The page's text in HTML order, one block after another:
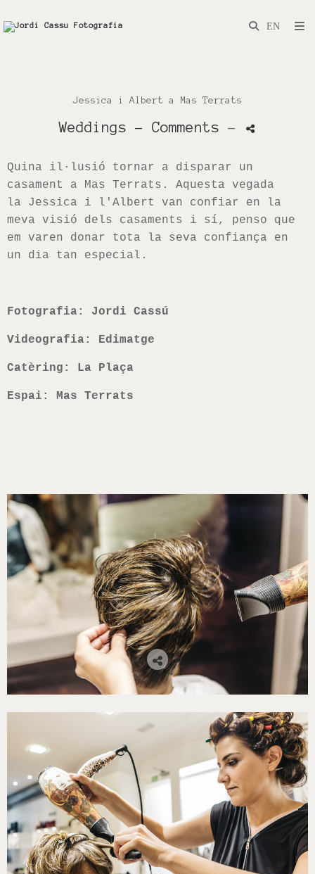
Jessica i Albert a Mas Terrats
Weddings - Comments -
Quina il·lusió tornar a disparar un
casament a Mas Terrats. Aquesta vegada
la Jessica i l'Albert van confiar en la
meva visió dels casaments i sí, penso que
em varen donar tota la seva confiança en
un dia tan especial.
Fotografia: Jordi Cassú
Videografia: Edimatge
Catèring: La Plaça
Espai: Mas Terrats